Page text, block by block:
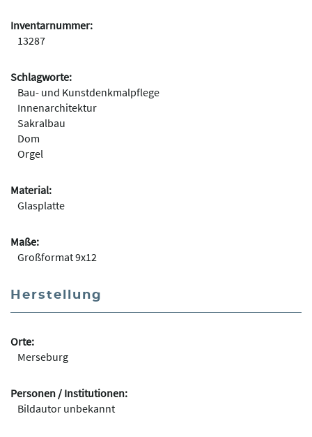
Inventarnummer:
13287
Schlagworte:
Bau- und Kunstdenkmalpflege
Innenarchitektur
Sakralbau
Dom
Orgel
Material:
Glasplatte
Maße:
Großformat 9x12
Herstellung
Orte:
Merseburg
Personen / Institutionen:
Bildautor unbekannt